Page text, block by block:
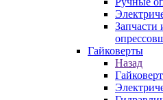
Запчасти
Гайковерты
Назад